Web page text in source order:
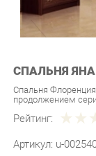
СПАЛЬНЯ
Спальня Флоренция
продолжением
Рейтинг:
u-